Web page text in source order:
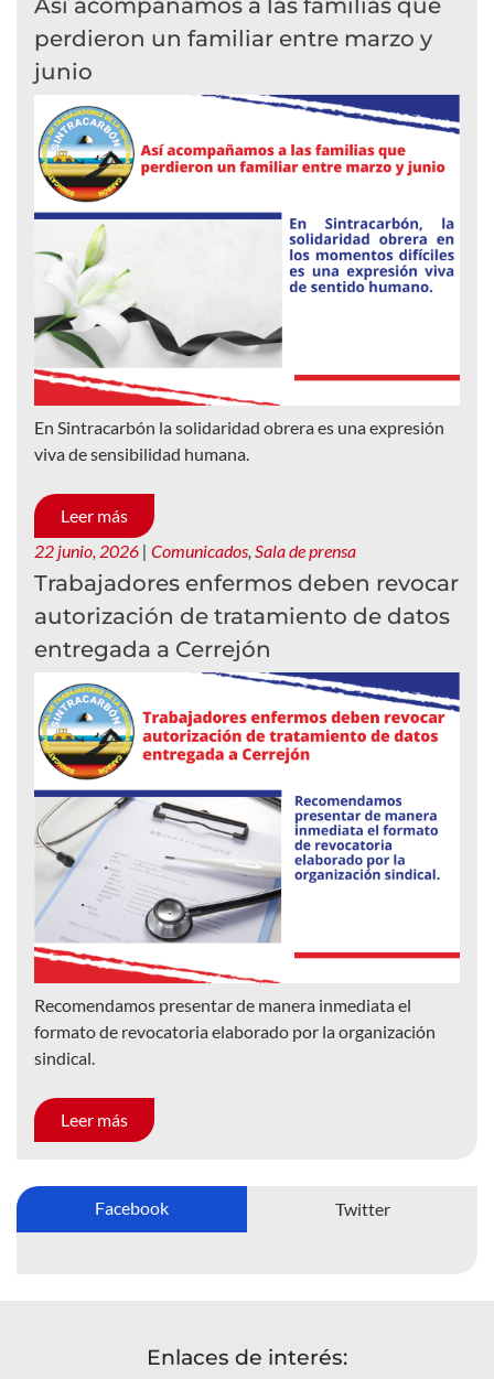
Así acompañamos a las familias que
perdieron un familiar entre marzo y
junio
En Sintracarbón la solidaridad obrera es una expresión
viva de sensibilidad humana.
Leer más
22 junio, 2026 | Comunicados, Sala de prensa
Trabajadores enfermos deben revocar
autorización de tratamiento de datos
entregada a Cerrejón
Recomendamos presentar de manera inmediata el
formato de revocatoria elaborado por la organización
sindical.
Leer más
Facebook Twitter
Enlaces de interés: